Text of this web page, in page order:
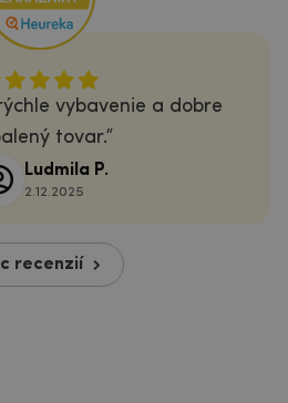
vybavenie a dobre
tovar.
Ludmila P.
2.12.2025
recenzií